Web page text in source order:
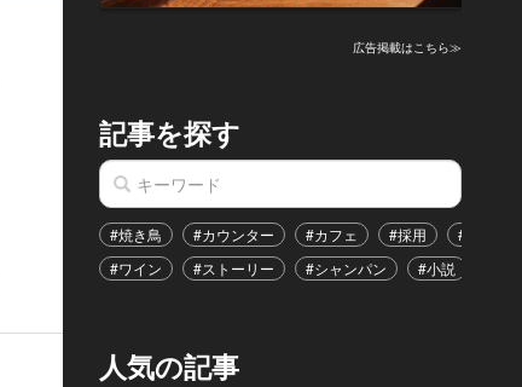
広告掲載はこちら≫
記事を探す
#焼き鳥 #カウンター #カフェ #採用
#恋愛
#ワイン
#ストーリー #シャンパン #小説
人気の記事